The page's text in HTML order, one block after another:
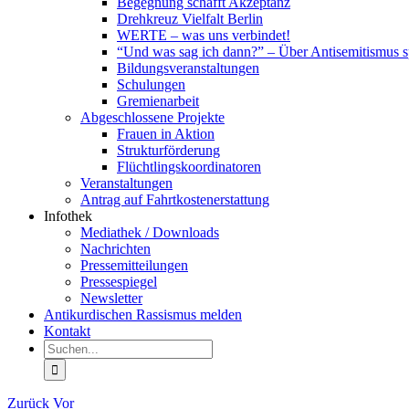
Drehkreuz Vielfalt Berlin
WERTE – was uns verbindet!
“Und was sag ich dann?” – Über Antisemitismus
Bildungsveranstaltungen
Schulungen
Gremienarbeit
Abgeschlossene Projekte
Frauen in Aktion
Strukturförderung
Flüchtlingskoordinatoren
Veranstaltungen
Antrag auf Fahrtkostenerstattung
Infothek
Mediathek / Downloads
Nachrichten
Pressemitteilungen
Pressespiegel
Newsletter
Antikurdischen Rassismus melden
Kontakt
Suche
nach:
Zurück Vor